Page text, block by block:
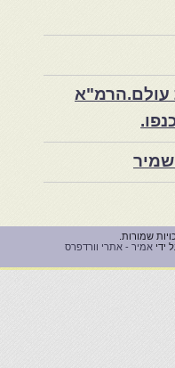
עולם.הרמ"א
ידי אמיר - אתרי וורדפרס